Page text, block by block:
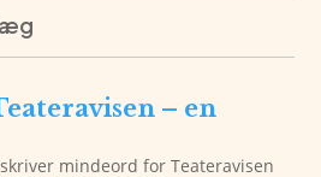
– en
mindeord for Teateravisen